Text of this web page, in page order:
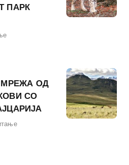
ПАРК
МРЕЖА ОД
СО